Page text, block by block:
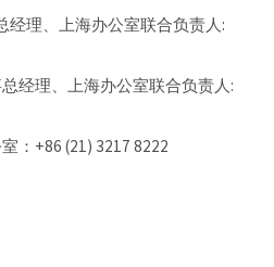
经理、上海办公室联合负责人:
经理、上海办公室联合负责人:
：+86 (21) 3217 8222